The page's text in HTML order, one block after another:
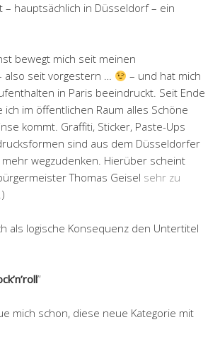
– hauptsächlich in Düsseldorf – ein
bewegt mich seit meinen
also seit vorgestern …
– und hat mich
in Paris beeindruckt. Seit Ende
im öffentlichen Raum alles Schöne
kommt. Graffiti, Sticker, Paste-Ups
sind aus dem Düsseldorfer
wegzudenken. Hierüber scheint
Thomas Geisel sehr zu
als logische Konsequenz den Untertitel
”
mich schon, diese neue Kategorie mit